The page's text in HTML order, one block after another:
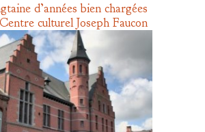
d’années bien chargées
culturel Joseph Faucon